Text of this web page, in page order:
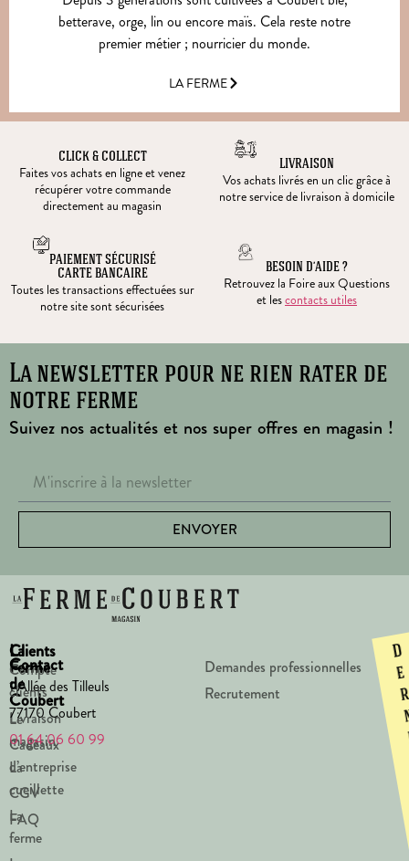
betterave, orge, lin ou encore maïs. Cela reste notre
premier métier ; nourricier du monde.
LA FERME
CLICK & COLLECT
Faites vos achats en ligne et venez
récupérer votre commande
directement au magasin
LIVRAISON
Vos achats livrés en un clic grâce à
notre service de livraison à domicile
PAIEMENT SÉCURISÉ
CARTE BANCAIRE
Toutes les transactions effectuées sur
notre site sont sécurisées
BESOIN D’AIDE ?
Retrouvez la Foire aux Questions
et lescontacts utiles
La newsletter pour ne rien rater de
notre ferme
Suivez nos actualités et nos super offres en magasin !
ENVOYER
La
Ferme
de
Coubert
Le
magasin
La
cueillette
La
ferme
Clients
Compte
clients
Livraison
Cadeaux
d’entreprise
CGV
FAQ
Contact
1 Allée des Tilleuls
77170 Coubert
01 64 06 60 99
Demandes professionnelles
Recrutement
D
e